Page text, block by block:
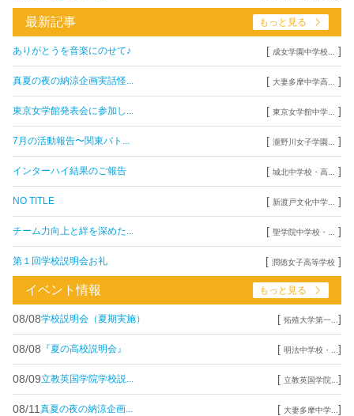
最新記事 もっと見る
ありがとうを音楽にのせて♪ [ 成女学園中学校... ]
真夏の夜の納涼企画実話怪... [ 大妻多摩中学高... ]
東京女学館発表会に参加し... [ 東京女学館中学... ]
7月の活動報告〜関東バト... [ 瀧野川女子学園... ]
インターハイ結果のご報告 [ 城北中学校・高... ]
NO TITLE [ 新渡戸文化中学... ]
チーム力向上と絆を深めた... [ 聖学院中学校・... ]
第１回学校説明会お礼 [ 潤徳女子高等学校 ]
イベント情報 もっと見る
08/08学校説明会（夏期実施） [ 拓殖大学第一... ]
08/08 『夏の高校説明会』 [ 明法中学校・... ]
08/09立教英国学院学校説... [ 立教英国学院... ]
08/11 真夏の夜の納涼企画... [ 大妻多摩中学... ]